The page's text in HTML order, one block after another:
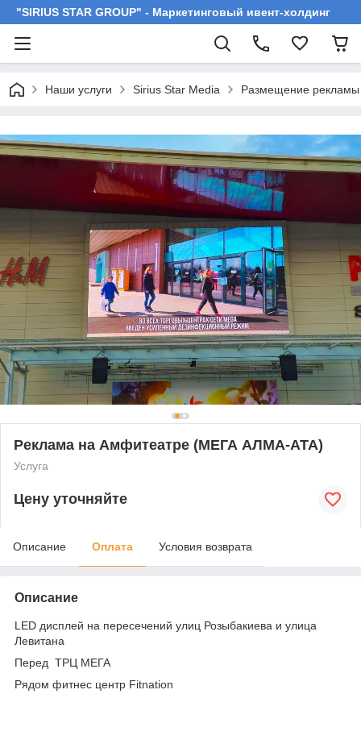
"SIRIUS STAR GROUP" - Маркетинговый ивент-холдинг
Наши услуги Sirius Star Media Размещение рекламы
Реклама на Амфитеатре (МЕГА АЛМА-АТА)
Услуга
Цену уточняйте
Описание Оплата Условия возврата
Описание
LED дисплей на пересечений улиц Розыбакиева и улица
Левитана
Перед ТРЦ МЕГА
Рядом фитнес центр Fitnation